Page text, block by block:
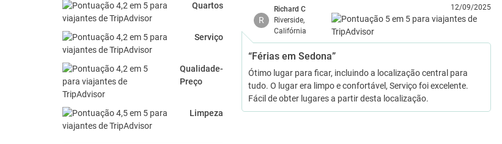
Quartos
Serviço
Qualidade-
Preço
Limpeza
R
Richard C
Riverside,
Califórnia
12/09/2025
“Férias em Sedona”
Ótimo lugar para ficar, incluindo a localização central para
tudo. O lugar era limpo e confortável, Serviço foi excelente.
Fácil de obter lugares a partir desta localização.